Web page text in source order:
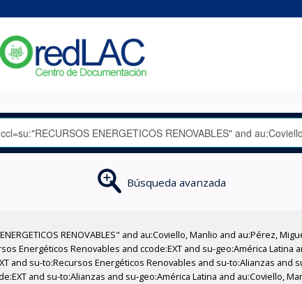
Búsqueda avanzada
RENOVABLES" and au:Coviello, Manlio and au:Pérez,
Energéticos Renovables and ccode:EXT and su-geo:América Latina
and su-to:Recursos Energéticos Renovables and su-to:Alianzas and
and su-to:Alianzas and su-geo:América Latina and au:Coviello,